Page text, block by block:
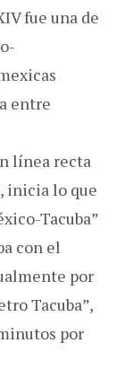
fue una de
entre
línea recta
inicia lo que
Tacuba”
con el
por
Tacuba”,
por